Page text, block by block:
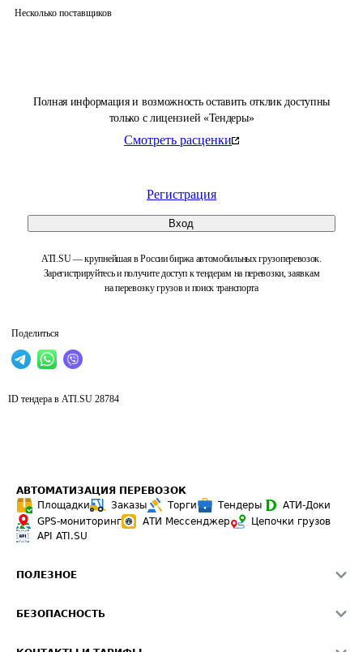
Полная информация и возможность оставить отклик доступны
только с лицензией «Тендеры»
Смотреть расценки
Регистрация
Вход
ATI.SU — крупнейшая в России биржа автомобильных грузоперевозок.
Зарегистрируйтесь и получите доступ к тендерам на перевозки, заявкам
на перевозку грузов и поиск транспорта
Поделиться
Несколько поставщиков
ID тендера в ATI.SU 28784
АВТОМАТИЗАЦИЯ ПЕРЕВОЗОК
Площадки
Заказы Торги Тендеры
АТИ-Доки
GPS-мониторинг
АТИ Мессенджер
Цепочки грузов
API ATI.SU
ПОЛЕЗНОЕ
Звезды ATI.SU на вашем сайте
БЕЗОПАСНОСТЬ